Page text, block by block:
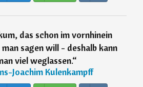
das schon im vornhinein
sagen will - deshalb kann
viel weglassen.“
Joachim Kulenkampff